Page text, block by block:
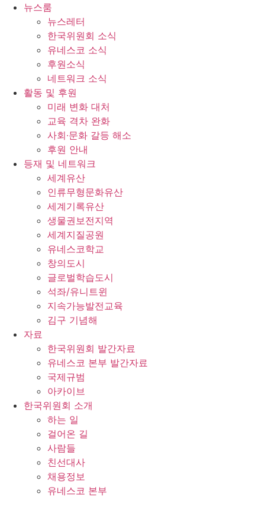
뉴스룸
뉴스레터
한국위원회 소식
유네스코 소식
후원소식
네트워크 소식
활동 및 후원
미래 변화 대처
교육 격차 완화
사회∙문화 갈등 해소
후원 안내
등재 및 네트워크
세계유산
인류무형문화유산
세계기록유산
생물권보전지역
세계지질공원
유네스코학교
창의도시
글로벌학습도시
석좌/유니트윈
지속가능발전교육
김구 기념해
자료
한국위원회 발간자료
유네스코 본부 발간자료
국제규범
아카이브
한국위원회 소개
하는 일
걸어온 길
사람들
친선대사
채용정보
유네스코 본부